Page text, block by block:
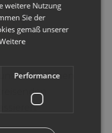
Zonen
weitere Nutzung
Sie der
gemäß unserer
Performance